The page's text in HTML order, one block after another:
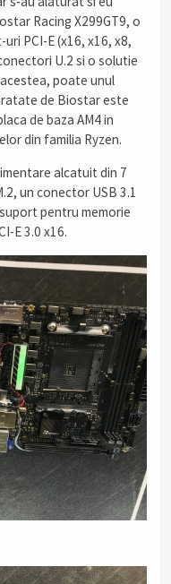
Racing X299GT9, o
PCI-E (x16, x16, x8,
U.2 si o solutie
poate unul
de Biostar este
de baza AM4 in
din familia Ryzen.
alcatuit din 7
un conector USB 3.1
pentru memorie
E 3.0 x16.